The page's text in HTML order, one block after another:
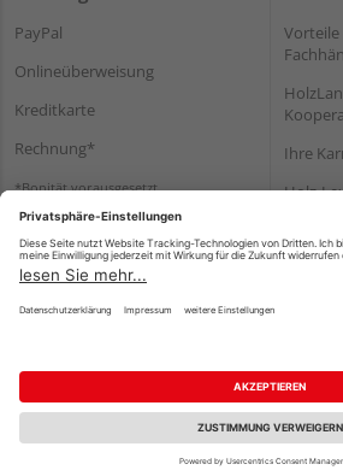
PayPal
Onlineüberweisung
Kreditkarte
Rechnung*
*Bonität vorausgesetzt
Ihre
Holz-
Impressum Datenschutz
Barrierefreiheitserklärung